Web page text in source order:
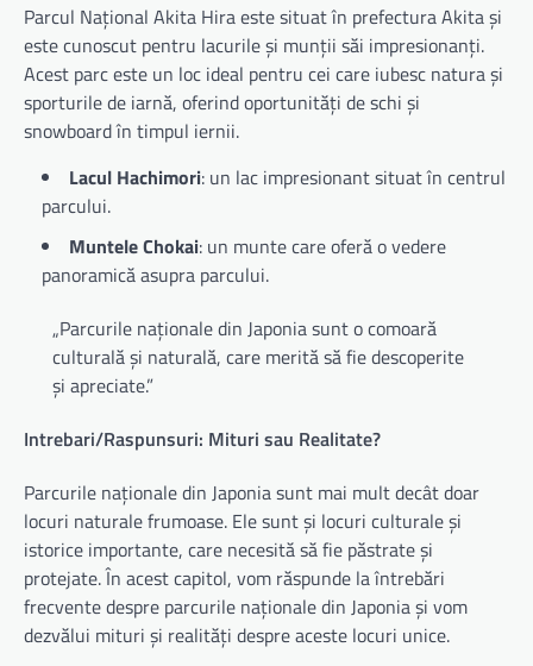
Parcul Național Akita Hira este situat în prefectura Akita și
este cunoscut pentru lacurile și munții săi impresionanți.
Acest parc este un loc ideal pentru cei care iubesc natura și
sporturile de iarnă, oferind oportunități de schi și
snowboard în timpul iernii.
Lacul Hachimori: un lac impresionant situat în centrul
parcului.
Muntele Chokai: un munte care oferă o vedere
panoramică asupra parcului.
„Parcurile naționale din Japonia sunt o comoară
culturală și naturală, care merită să fie descoperite
și apreciate.”
Intrebari/Raspunsuri: Mituri sau Realitate?
Parcurile naționale din Japonia sunt mai mult decât doar
locuri naturale frumoase. Ele sunt și locuri culturale și
istorice importante, care necesită să fie păstrate și
protejate. În acest capitol, vom răspunde la întrebări
frecvente despre parcurile naționale din Japonia și vom
dezvălui mituri și realități despre aceste locuri unice.